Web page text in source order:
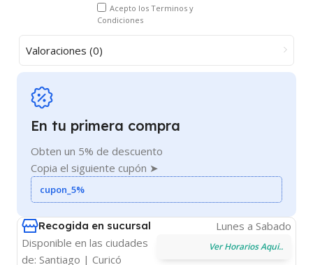
Acepto losTerminos y
Condiciones
Valoraciones (0)
En tu primera compra
Obten un 5% de descuento
Copia el siguiente cupón ➤
cupon_5%
Recogida en sucursal
Disponible en las ciudades
de: Santiago | Curicó
Ver Horarios Aqui..
Lunes a Sabado